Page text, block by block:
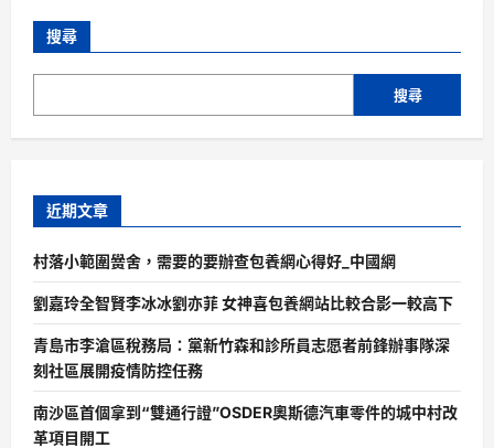
剛
強
包
養
代
頁搜尋
搜尋
近期文章
村落小範圍黌舍，需要的要辦查包養網心得好_中國網
劉嘉玲全智賢李冰冰劉亦菲 女神喜包養網站比較合影一較高下
青島市李滄區稅務局：黨新竹森和診所員志愿者前鋒辦事隊深
刻社區展開疫情防控任務
南沙區首個拿到“雙通行證”OSDER奧斯德汽車零件的城中村改
革項目開工